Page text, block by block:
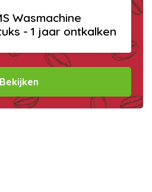
Wasmachine
- 1 jaar ontkalken
Bekijken